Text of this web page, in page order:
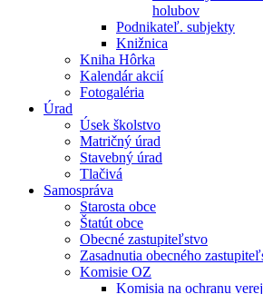
holubov
Podnikateľ. subjekty
Knižnica
Kniha Hôrka
Kalendár akcií
Fotogaléria
Úrad
Úsek školstvo
Matričný úrad
Stavebný úrad
Tlačivá
Samospráva
Starosta obce
Štatút obce
Obecné zastupiteľstvo
Zasadnutia obecného
Komisie OZ
Komisia na ochranu